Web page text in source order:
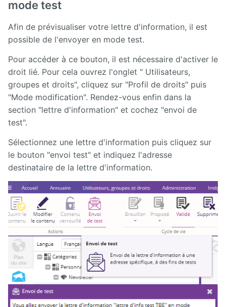
mode test
Afin de prévisualiser votre lettre d'information, il est
possible de l'envoyer en mode test.
Pour accéder à ce bouton, il est nécessaire d'activer le
droit lié. Pour cela ouvrez l'onglet " Utilisateurs,
groupes et droits", cliquez sur "Profil de droits" puis
"Mode modification". Rendez-vous enfin dans la
section "lettre d'information" et cochez "envoi de
test".
Sélectionnez une lettre d'information puis cliquez sur
le bouton "envoi test" et indiquez l'adresse
destinataire de la lettre d'information.